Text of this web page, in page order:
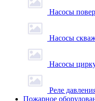
Насосы
Насосы
Насосы
Реле
Пожарное